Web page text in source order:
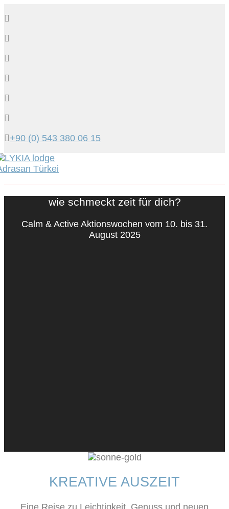
+90 (0) 543 380 06 15
wie schmeckt zeit für dich?
Calm & Active Aktionswochen vom 10. bis 31.
August 2025
KREATIVE AUSZEIT
Eine Reise zu Leichtigkeit, Genuss und neuen